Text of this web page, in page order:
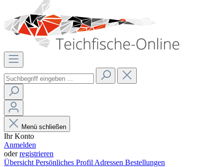
Menü schließen
Ihr Konto
Anmelden
oderregistrieren
Übersicht Persönliches Profil Adressen Bestellungen